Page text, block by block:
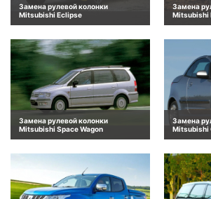
Замена рулевой колонки
Mitsubishi Eclipse
Замена
Mitsubishi
Замена рулевой колонки
Mitsubishi Space Wagon
Замена
Mitsubishi